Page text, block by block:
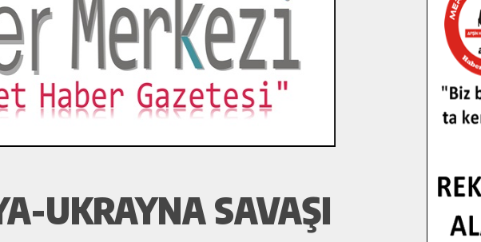
UKRAYNA SAVAŞI